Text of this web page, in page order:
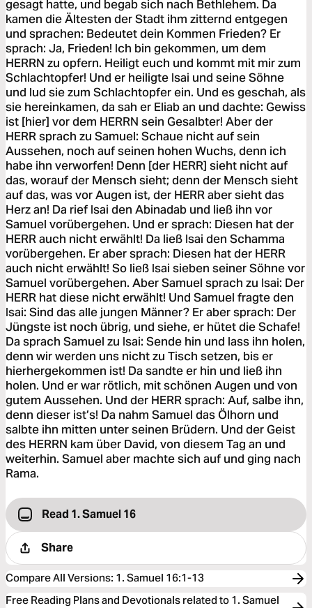
gesagt hatte, und begab sich nach Bethlehem. Da
kamen die Ältesten der Stadt ihm zitternd entgegen
und sprachen: Bedeutet dein Kommen Frieden? Er
sprach: Ja, Frieden! Ich bin gekommen, um dem
HERRN zu opfern. Heiligt euch und kommt mit mir zum
Schlachtopfer! Und er heiligte Isai und seine Söhne
und lud sie zum Schlachtopfer ein. Und es geschah, als
sie hereinkamen, da sah er Eliab an und dachte: Gewiss
ist [hier] vor dem HERRN sein Gesalbter! Aber der
HERR sprach zu Samuel: Schaue nicht auf sein
Aussehen, noch auf seinen hohen Wuchs, denn ich
habe ihn verworfen! Denn [der HERR] sieht nicht auf
das, worauf der Mensch sieht; denn der Mensch sieht
auf das, was vor Augen ist, der HERR aber sieht das
Herz an! Da rief Isai den Abinadab und ließ ihn vor
Samuel vorübergehen. Und er sprach: Diesen hat der
HERR auch nicht erwählt! Da ließ Isai den Schamma
vorübergehen. Er aber sprach: Diesen hat der HERR
auch nicht erwählt! So ließ Isai sieben seiner Söhne vor
Samuel vorübergehen. Aber Samuel sprach zu Isai: Der
HERR hat diese nicht erwählt! Und Samuel fragte den
Isai: Sind das alle jungen Männer? Er aber sprach: Der
Jüngste ist noch übrig, und siehe, er hütet die Schafe!
Da sprach Samuel zu Isai: Sende hin und lass ihn holen,
denn wir werden uns nicht zu Tisch setzen, bis er
hierhergekommen ist! Da sandte er hin und ließ ihn
holen. Und er war rötlich, mit schönen Augen und von
gutem Aussehen. Und der HERR sprach: Auf, salbe ihn,
denn dieser ist’s! Da nahm Samuel das Ölhorn und
salbte ihn mitten unter seinen Brüdern. Und der Geist
des HERRN kam über David, von diesem Tag an und
weiterhin. Samuel aber machte sich auf und ging nach
Rama.
Read 1. Samuel 16
Share
Compare All Versions: 1. Samuel 16:1-13
Free Reading Plans and Devotionals related to 1. Samuel